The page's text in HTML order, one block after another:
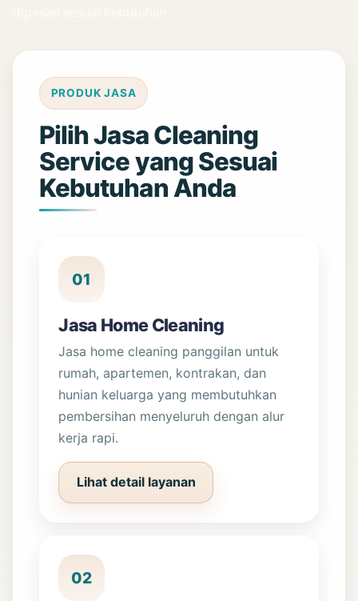
PRODUK JASA
Pilih Jasa Cleaning
Service yang Sesuai
Kebutuhan Anda
01
Jasa Home Cleaning
Jasa home cleaning panggilan untuk
rumah, apartemen, kontrakan, dan
hunian keluarga yang membutuhkan
pembersihan menyeluruh dengan alur
kerja rapi.
Lihat detail layanan
02